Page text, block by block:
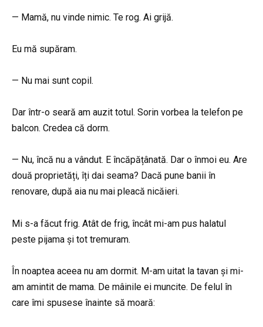
— Mamă, nu vinde nimic. Te rog. Ai grijă.
Eu mă supăram.
— Nu mai sunt copil.
Dar într-o seară am auzit totul. Sorin vorbea la telefon pe
balcon. Credea că dorm.
— Nu, încă nu a vândut. E încăpățânată. Dar o înmoi eu. Are
două proprietăți, îți dai seama? Dacă pune banii în
renovare, după aia nu mai pleacă nicăieri.
Mi s-a făcut frig. Atât de frig, încât mi-am pus halatul
peste pijama și tot tremuram.
În noaptea aceea nu am dormit. M-am uitat la tavan și mi-
am amintit de mama. De mâinile ei muncite. De felul în
care îmi spusese înainte să moară: